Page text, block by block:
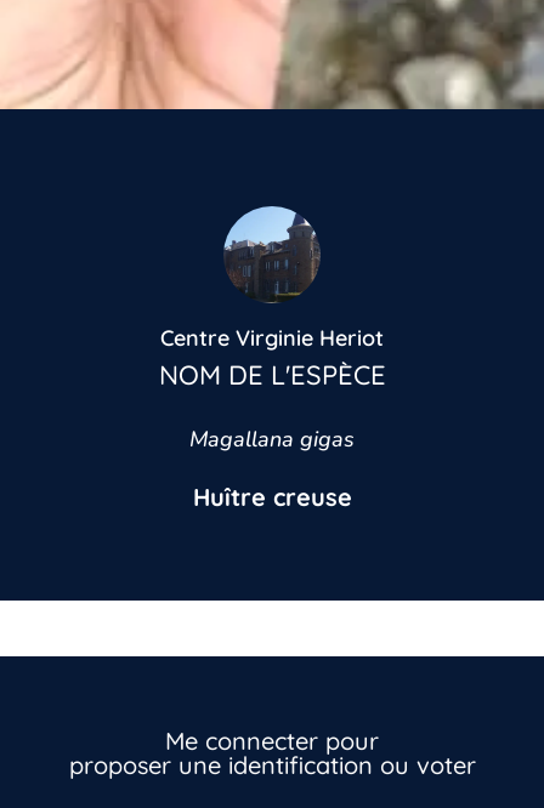
Centre Virginie Heriot
NOM DE L'ESPÈCE
Magallana gigas
Huître creuse
Me connecter pour
proposer une identification ou voter